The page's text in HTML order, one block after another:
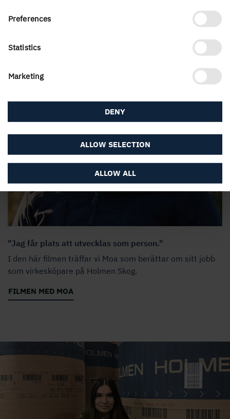
Preferences
Statistics
Marketing
ALLOW ALL
ALLOW SELECTION
DENY
"Jag får plats att utvecklas som person."
I den här filmen träffar vi Moa som berättar om sitt jobb
som virkesköpare på Holmen Skog.
FILMEN MED MOA